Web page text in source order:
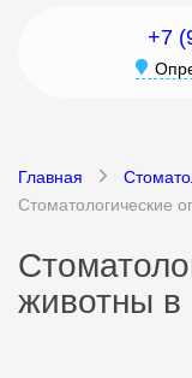
+7
Главная
Стоматологические
животны в